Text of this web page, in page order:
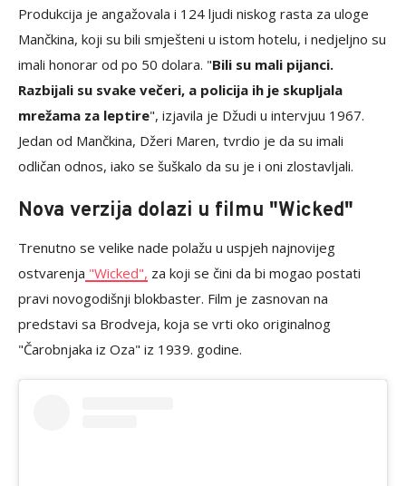
Produkcija je angažovala i 124 ljudi niskog rasta za uloge
Mančkina, koji su bili smješteni u istom hotelu, i nedjeljno su
imali honorar od po 50 dolara. "Bili su mali pijanci.
Razbijali su svake večeri, a policija ih je skupljala
mrežama za leptire", izjavila je Džudi u intervjuu 1967.
Jedan od Mančkina, Džeri Maren, tvrdio je da su imali
odličan odnos, iako se šuškalo da su je i oni zlostavljali.
Nova verzija dolazi u filmu "Wicked"
Trenutno se velike nade polažu u uspjeh najnovijeg
ostvarenja "Wicked", za koji se čini da bi mogao postati
pravi novogodišnji blokbaster. Film je zasnovan na
predstavi sa Brodveja, koja se vrti oko originalnog
"Čarobnjaka iz Oza" iz 1939. godine.